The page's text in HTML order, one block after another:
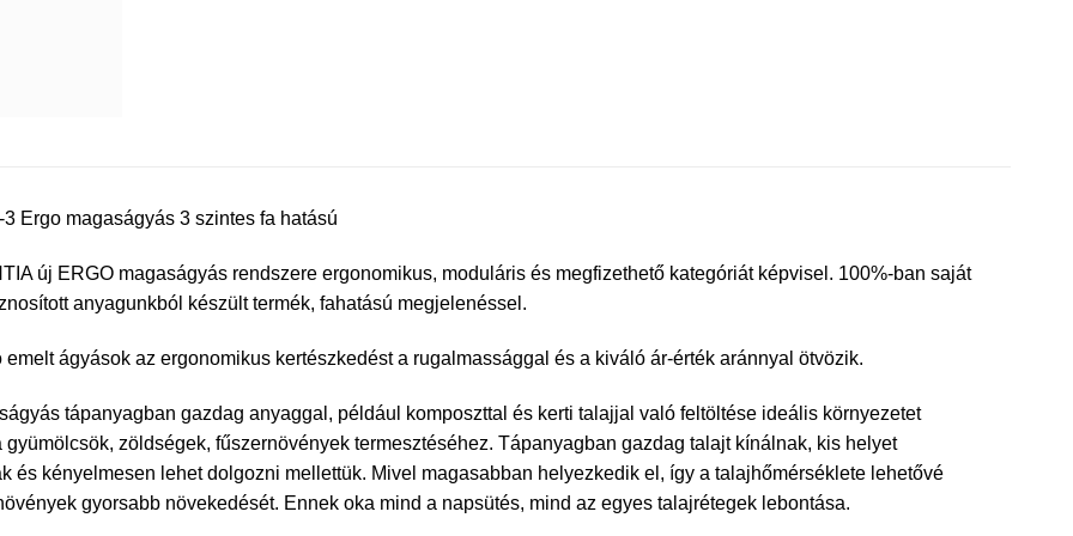
Ergo magaságyás 3 szintes fa hatású
új ERGO magaságyás rendszere ergonomikus, moduláris és megfizethető kategóriát képvisel. 100%-ban saját
anyagunkból készült termék, fahatású megjelenéssel.
emelt ágyások az ergonomikus kertészkedést a rugalmassággal és a kiváló ár-érték aránnyal ötvözik.
tápanyagban gazdag anyaggal, például komposzttal és kerti talajjal való feltöltése ideális környezetet
gyümölcsök, zöldségek, fűszernövények termesztéséhez. Tápanyagban gazdag talajt kínálnak, kis helyet
és kényelmesen lehet dolgozni mellettük. Mivel magasabban helyezkedik el, így a talajhőmérséklete lehetővé
gyorsabb növekedését. Ennek oka mind a napsütés, mind az egyes talajrétegek lebontása.